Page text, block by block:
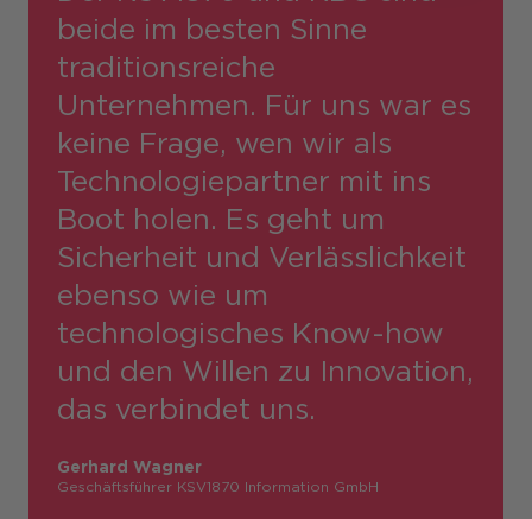
beide im besten Sinne
traditions­reiche
Unternehmen. Für uns war es
keine Frage, wen wir als
Technologie­partner mit ins
Boot holen. Es geht um
Sicherheit und Verlässlichkeit
ebenso wie um
technologisches Know-how
und den Willen zu Innovation,
das verbindet uns.
Gerhard Wagner
Geschäftsführer KSV1870 Information GmbH